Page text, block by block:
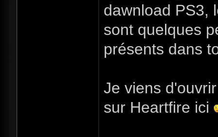
dawnload PS3,
sont quelques
présents dans
Je viens
sur Heartfire ici